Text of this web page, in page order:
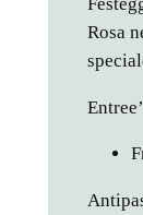
Rosa
Entree’